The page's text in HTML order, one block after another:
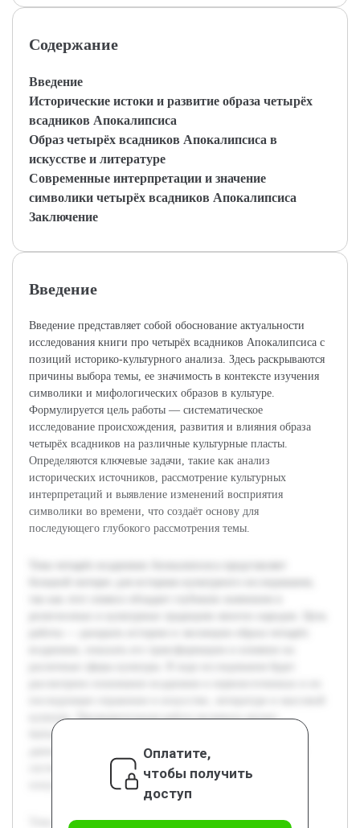
Содержание
Введение
Исторические истоки и развитие образа четырёх
всадников Апокалипсиса
Образ четырёх всадников Апокалипсиса в
искусстве и литературе
Современные интерпретации и значение
символики четырёх всадников Апокалипсиса
Заключение
Введение
Введение представляет собой обоснование актуальности
исследования книги про четырёх всадников Апокалипсиса с
позиций историко-культурного анализа. Здесь раскрываются
причины выбора темы, ее значимость в контексте изучения
символики и мифологических образов в культуре.
Формулируется цель работы — систематическое
исследование происхождения, развития и влияния образа
четырёх всадников на различные культурные пласты.
Определяются ключевые задачи, такие как анализ
исторических источников, рассмотрение культурных
интерпретаций и выявление изменений восприятия
символики во времени, что создаёт основу для
последующего глубокого рассмотрения темы.
культуре. Предварительная работа включала анализ
библейских текстов и существующих исследований по
данной тематике, что позволило сформировать базу для
систематизации материалов и подготовки научно-
популярной книги.
Тема четырёх всадников Апокалипсиса представляет
Оплатите,
чтобы получить
доступ